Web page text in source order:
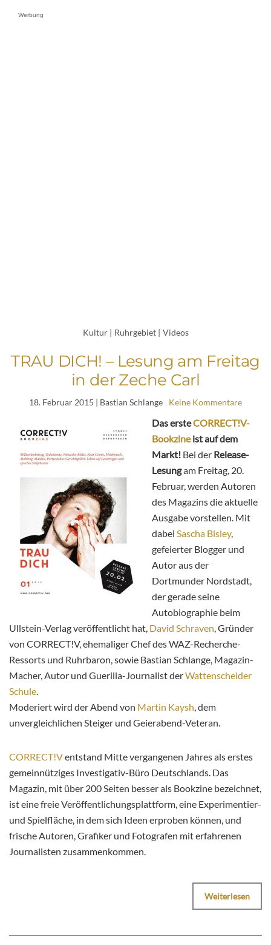
Werbung
Kultur | Ruhrgebiet | Videos
TRAU DICH! – Lesung am Freitag
in der Zeche Carl
18. Februar 2015 | Bastian Schlange Keine Kommentare
Das ersteCORRECT!V-
Bookzineist auf dem
Markt! Bei der Release-
Lesungam Freitag, 20.
Februar, werden Autoren
des Magazins die aktuelle
Ausgabe vorstellen. Mit
dabei Sascha Bisley,
gefeierter Blogger und
Autor aus der
Dortmunder Nordstadt,
der gerade seine
Autobiographie beim
Ullstein-Verlag veröffentlicht hat, David Schraven , Gründer
von CORRECT!V, ehemaliger Chef des WAZ-Recherche-
Ressorts und Ruhrbaron, sowie Bastian Schlange, Magazin-
Macher, Autor und Guerilla-Journalist derWattenscheider
Schule
Moderiert wird der Abend von Martin Kaysh , dem
unvergleichlichen Steiger und Geierabend-Veteran.
CORRECT!Ventstand Mitte vergangenen Jahres als erstes
gemeinnütziges Investigativ-Büro Deutschlands. Das
Magazin, mit über 200 Seiten besser als Bookzine bezeichnet,
ist eine freie Veröffentlichungsplattform, eine Experimentier-
und Spielfläche, in dem sich Ideen erproben können, und
frische Autoren, Grafiker und Fotografen mit erfahrenen
Journalisten zusammenkommen.
Weiterlesen